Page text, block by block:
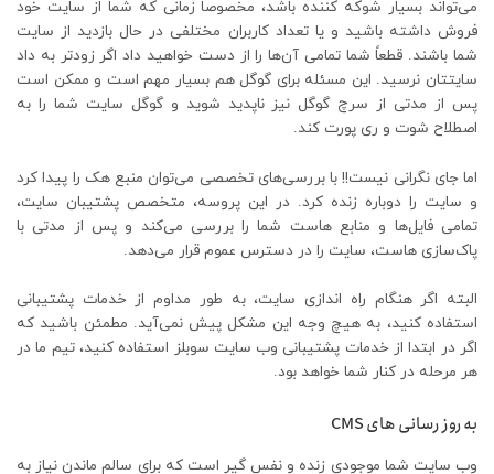
می‌تواند بسیار شوکه کننده باشد، مخصوصاً زمانی که شما از سایت خود
فروش داشته باشید و یا تعداد کاربران مختلفی در حال بازدید از سایت
شما باشند. قطعاً شما تمامی آن‌ها را از دست خواهید داد اگر زودتر به داد
سایتتان نرسید. این مسئله برای گوگل هم بسیار مهم است و ممکن است
پس از مدتی از سرچ گوگل نیز ناپدید شوید و گوگل سایت شما را به
اصطلاح شوت و ری پورت کند.
اما جای نگرانی نیست!! با بررسی‌های تخصصی می‌توان منبع هک را پیدا کرد
و سایت را دوباره زنده کرد. در این پروسه، متخصص پشتیبان سایت،
تمامی فایل‌ها و منابع‌ هاست شما را بررسی می‌کند و پس از مدتی با
پاک‌سازی هاست، سایت را در دسترس عموم قرار می‌دهد.
البته اگر هنگام راه اندازی سایت، به طور مداوم از خدمات پشتیبانی
استفاده کنید، به هیچ وجه این مشکل پیش نمی‌آید. مطمئن باشید که
اگر در ابتدا از خدمات پشتیبانی وب سایت سوبلز استفاده کنید، تیم ما در
هر مرحله در کنار شما خواهد بود.
به روز رسانی های CMS
وب سایت شما موجودی زنده و نفس گیر است که برای سالم ماندن نیاز به